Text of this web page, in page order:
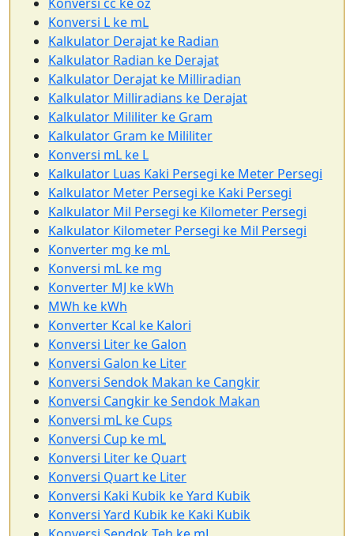
Konversi L ke mL
Kalkulator Derajat ke Radian
Kalkulator Radian ke Derajat
Kalkulator Derajat ke Milliradian
Kalkulator Milliradians ke Derajat
Kalkulator Mililiter ke Gram
Kalkulator Gram ke Mililiter
Konversi mL ke L
Kalkulator Luas Kaki Persegi ke Meter Persegi
Kalkulator Meter Persegi ke Kaki Persegi
Kalkulator Mil Persegi ke Kilometer Persegi
Kalkulator Kilometer Persegi ke Mil Persegi
Konverter mg ke mL
Konversi mL ke mg
Konverter MJ ke kWh
MWh ke kWh
Konverter Kcal ke Kalori
Konversi Liter ke Galon
Konversi Galon ke Liter
Konversi Sendok Makan ke Cangkir
Konversi Cangkir ke Sendok Makan
Konversi mL ke Cups
Konversi Cup ke mL
Konversi Liter ke Quart
Konversi Quart ke Liter
Konversi Kaki Kubik ke Yard Kubik
Konversi Yard Kubik ke Kaki Kubik